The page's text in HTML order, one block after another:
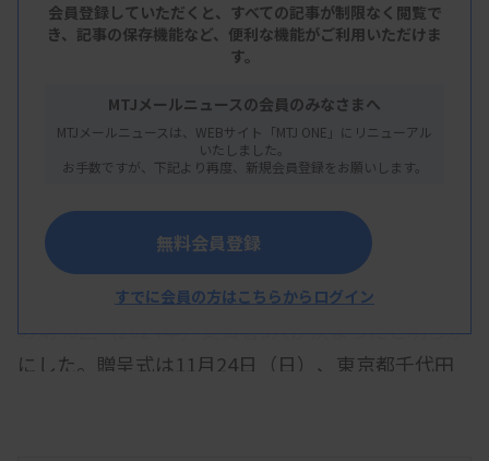
日本臨床検査同学院はこのほど、「緒方富雄賞」
の第40回（2024年）受賞者3人が決まったと明らか
にした。贈呈式は11月24日（日）、東京都千代田
会員登録していただくと、すべての記事が制限なく閲覧で
き、 記事の保存機能など、便利な機能がご利用いただけま
す。
MTJメールニュースの会員のみなさまへ
MTJメールニュースは、WEBサイト「MTJ ONE」にリニューアル
いたしました。
お手数ですが、下記より再度、新規会員登録をお願いします。
無料会員登録
すでに会員の方はこちらからログイン